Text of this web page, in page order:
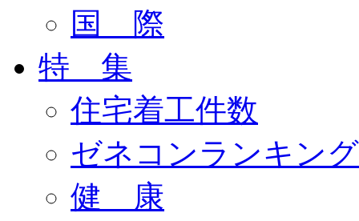
国 際
特 集
住宅着工件数
ゼネコンランキング
健 康